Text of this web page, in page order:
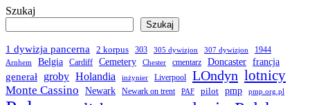
Szukaj
Szukaj
1 dywizja pancerna 2 korpus 303 305 dywizjon 307 dywizjon 1944
Arnhem Belgia Cardiff Cemetery Chester cmentarz Doncaster francja
generał
groby Holandia inżynier Liverpool LOndyn lotnicy
Monte Cassino Newark Newark on trent PAF pilot pmp pmp.org.pl